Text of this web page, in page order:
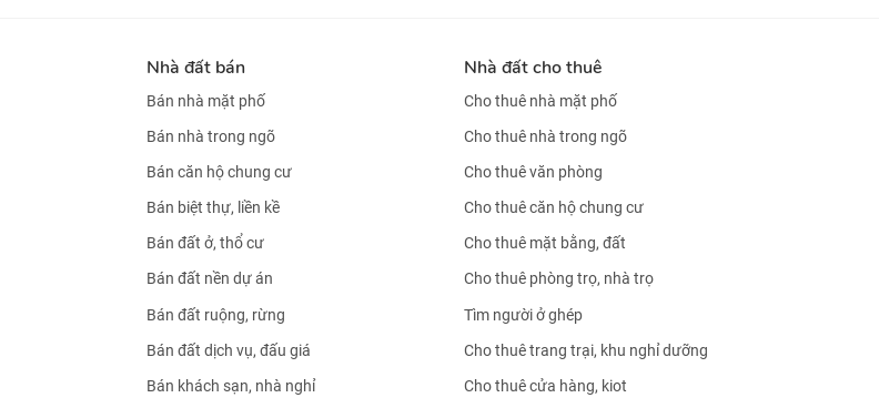
Nhà đất bán
Bán nhà mặt phố
Bán nhà trong ngõ
Bán căn hộ chung cư
Bán biệt thự, liền kề
Bán đất ở, thổ cư
Bán đất nền dự án
Bán đất ruộng, rừng
Bán đất dịch vụ, đấu giá
Bán khách sạn, nhà nghỉ
Nhà đất cho thuê
Cho thuê nhà mặt phố
Cho thuê nhà trong ngõ
Cho thuê văn phòng
Cho thuê căn hộ chung cư
Cho thuê mặt bằng, đất
Cho thuê phòng trọ, nhà trọ
Tìm người ở ghép
Cho thuê trang trại, khu nghỉ dưỡng
Cho thuê cửa hàng, kiot